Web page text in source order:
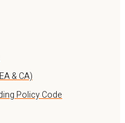
& CA)
Policy Code